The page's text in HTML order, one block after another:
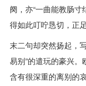
阕，亦“一曲能教肠寸
得如此叮咛恳切，正
末二句却突然扬起，
易别”的遣玩的豪兴
含有很深重的离别的